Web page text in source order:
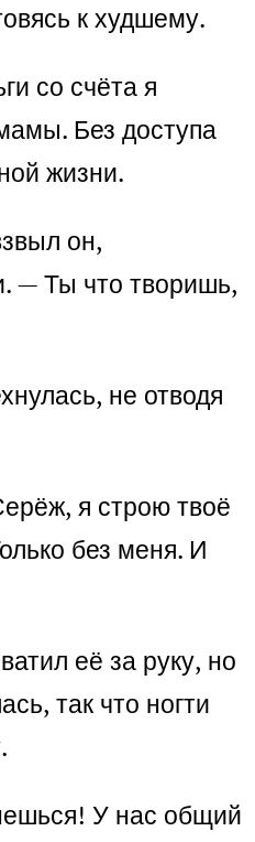
к худшему.
со счёта я
Без доступа
жизни.
он,
— Ты что творишь,
не отводя
я строю твоё
без меня. И
её за руку, но
так что ногти
У нас общий